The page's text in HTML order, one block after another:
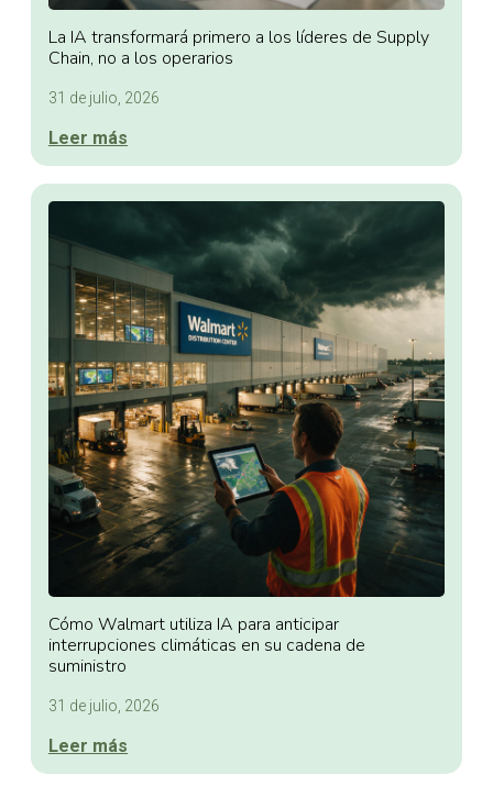
La IA transformará primero a los líderes de Supply
Chain, no a los operarios
31 de julio, 2026
Leer más
Cómo Walmart utiliza IA para anticipar
interrupciones climáticas en su cadena de
suministro
31 de julio, 2026
Leer más